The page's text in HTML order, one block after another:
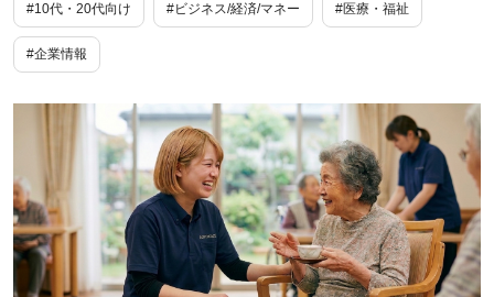
#10代・20代向け #ビジネス/経済/マネー #医療・福祉
#企業情報